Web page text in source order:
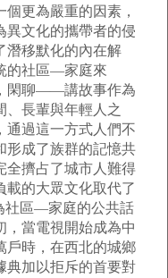
更為嚴重的因素，
異文化的攜帶者的侵
潛移默化的內在解
的社區—家庭來
閑聊——講故事作為
長輩與年輕人之
通過這一方式人們不
形成了族群的記憶共
全擠占了城市人難得
載的大眾文化取代了
社區—家庭的公共話
，當電視開始成為中
戶時，在西北的城鄉
典加以拒斥的首要對